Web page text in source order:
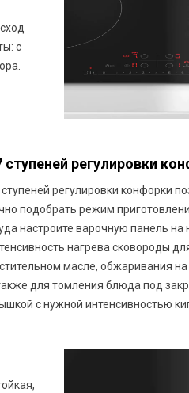
с
ступеней регулировки
ступеней регулировки конфорки
подобрать режим
настроите варочную панель на
нагрева сковороды
масле, обжаривания
для томления блюда под
с нужной интенсивностью